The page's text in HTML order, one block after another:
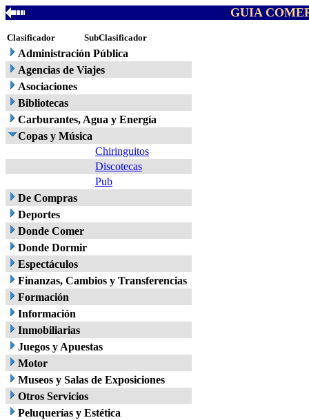
GUIA
Clasificador SubClasificador
Administración Pública
Agencias de Viajes
Asociaciones
Bibliotecas
Carburantes, Agua y Energía
Copas y Música
Chiringuitos
Discotecas
Pub
De Compras
Deportes
Donde Comer
Donde Dormir
Espectáculos
Finanzas, Cambios y Transferencias
Formación
Información
Inmobiliarias
Juegos y Apuestas
Motor
Museos y Salas de Exposiciones
Otros Servicios
Peluquerías y Estética